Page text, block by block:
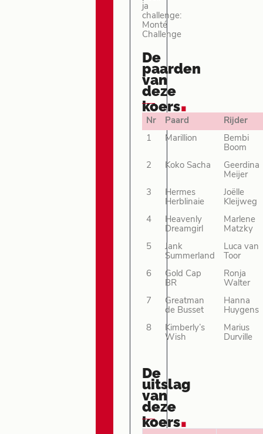
ja
challenge:
Monté
Challenge
De
paarden
van
deze
koers.
Nr Paard
Rijder
1
Marillion
Bembi
Boom
2
Koko Sacha
Geerdina
Meijer
3
Hermes
Herblinaie
Joëlle
Kleijweg
4
Heavenly
Dreamgirl
Marlene
Matzky
5
Jank
Summerland
Luca van
Toor
6
Gold Cap
BR
Ronja
Walter
7
Greatman
de Busset
Hanna
Huygens
8
Kimberly’s
Wish
Marius
Durville
De
uitslag
van
deze
koers.